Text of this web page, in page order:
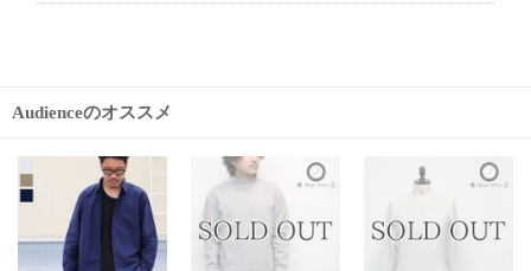
Audienceのオススメ